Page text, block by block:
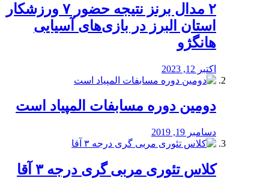
۲ مدال برنز نتیجه حضور ۷ ورزشکار
استان البرز در بازی‌های آسیایی
هانگژو
اکتبر 12, 2023
دومین دوره مسابفات المپیاد است
دسامبر 19, 2019
کلاس تئوری مربی گری درجه ۳ آقا